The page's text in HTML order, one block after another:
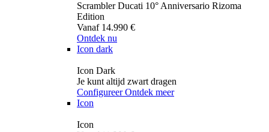
Scrambler Ducati 10° Anniversario Rizoma
Edition
Vanaf 14.990 €
Ontdek nu
Icon dark
Icon Dark
Je kunt altijd zwart dragen
Configureer Ontdek meer
Icon
Icon